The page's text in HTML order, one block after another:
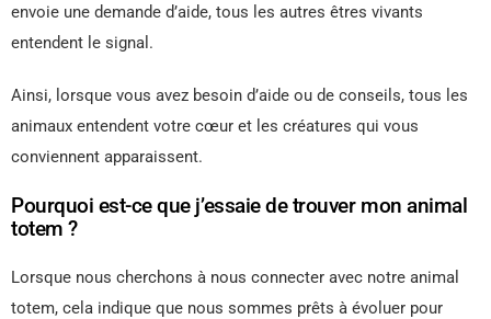
envoie une demande d’aide, tous les autres êtres vivants
entendent le signal.
Ainsi, lorsque vous avez besoin d’aide ou de conseils, tous les
animaux entendent votre cœur et les créatures qui vous
conviennent apparaissent.
Pourquoi est-ce que j’essaie de trouver mon animal
totem ?
Lorsque nous cherchons à nous connecter avec notre animal
totem, cela indique que nous sommes prêts à évoluer pour